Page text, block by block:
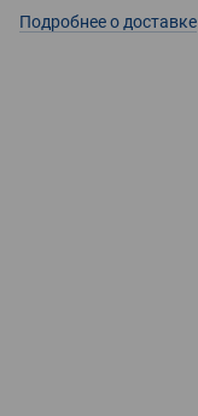
Подробнее о доставке